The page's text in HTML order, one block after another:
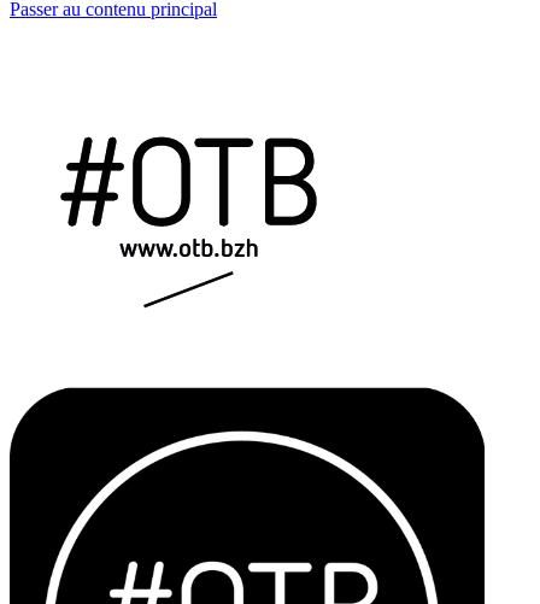
Passer au contenu principal